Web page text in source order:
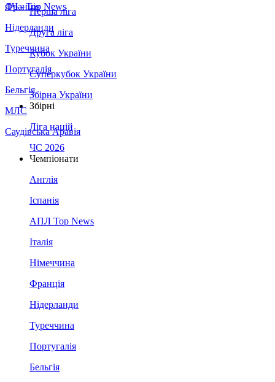
Франція
Нідерланди
Туреччина
Португалія
Бельгія
МЛС
Саудівська Аравія
ЛЧ - Top News
Перша ліга
Друга ліга
Кубок України
Суперкубок України
Збірна України
Збірні
Ліга націй
ЧС 2026
Чемпіонати
Англія
Іспанія
АПЛ Top News
Італія
Німеччина
Франція
Нідерланди
Туреччина
Португалія
Бельгія